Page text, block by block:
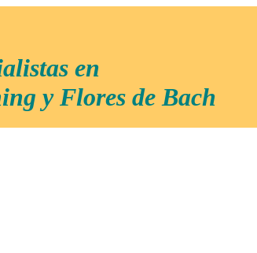
en
y Flores de Bach